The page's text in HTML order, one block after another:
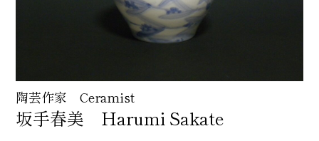
陶芸作家 Ceramist
坂手春美 Harumi Sakate